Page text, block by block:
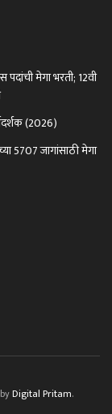
मेगा भरती; 12वी
(2026)
5707 जागांसाठी मेगा
Digital Pritam.